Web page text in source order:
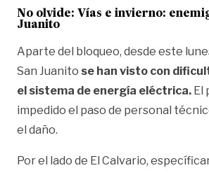
No olvide: Vías e invierno:
Juanito
Aparte del bloqueo, desde este
San Juanito se han visto con
el sistema de energía eléctrica. El
impedido el paso de personal
el daño.
Por el lado de El Calvario,